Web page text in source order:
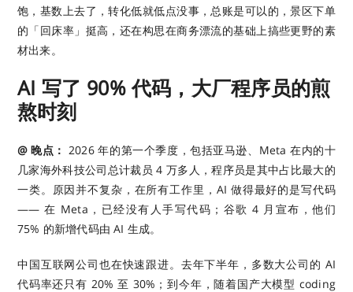
饱，基数上去了，转化低就低点没事，总账是可以的，景区下单
的「回床率」挺高，还在构思在商务漂流的基础上搞些更野的素
材出来。
AI 写了 90% 代码，大厂程序员的煎
熬时刻
@ 晚点： 2026 年的第一个季度，包括亚马逊、Meta 在内的十
几家海外科技公司总计裁员 4 万多人，程序员是其中占比最大的
一类。原因并不复杂，在所有工作里，AI 做得最好的是写代码
—— 在 Meta，已经没有人手写代码；谷歌 4 月宣布，他们
75% 的新增代码由 AI 生成。
中国互联网公司也在快速跟进。去年下半年，多数大公司的 AI
代码率还只有 20% 至 30%；到今年，随着国产大模型 coding